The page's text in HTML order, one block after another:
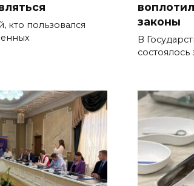
кто пользовался
законы
В